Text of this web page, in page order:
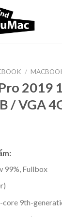
/
2019
/ VGA
99%, Fullbox
core 9th-